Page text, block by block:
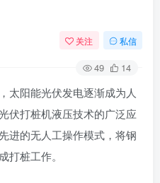
关注 私信
49 14
太阳能光伏发电逐渐成为人
伏打桩机液压技术的广泛应
进的无人工操作模式，将钢
打桩工作。